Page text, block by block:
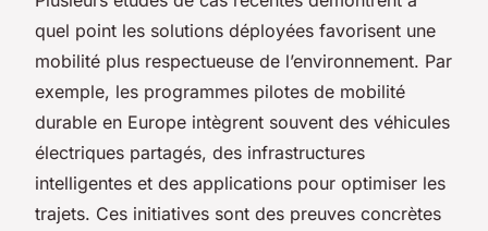
quel point les solutions déployées favorisent une
mobilité plus respectueuse de l’environnement. Par
exemple, les programmes pilotes de mobilité
durable en Europe intègrent souvent des véhicules
électriques partagés, des infrastructures
intelligentes et des applications pour optimiser les
trajets. Ces initiatives sont des preuves concrètes